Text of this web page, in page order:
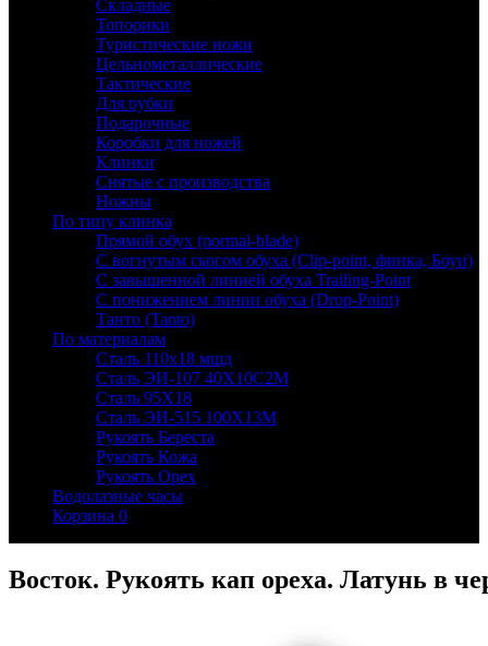
Складные
Топорики
Туристические ножи
Цельнометаллические
Тактические
Для рубки
Подарочные
Коробки для ножей
Клинки
Снятые с производства
Ножны
По типу клинка
Прямой обух (normal-blade)
С вогнутым скосом обуха (Clip-point, финка, Боуи)
С завышенной линией обуха Trailing-Point
С понижением линии обуха (Drop-Point)
Танто (Tanto)
По материалам
Сталь 110х18 мшд
Сталь ЭИ-107 40Х10С2М
Сталь 95Х18
Сталь ЭИ-515 100Х13М
Рукоять Береста
Рукоять Кожа
Рукоять Орех
Водолазные часы
Корзина 0
Восток. Рукоять кап ореха. Латунь в